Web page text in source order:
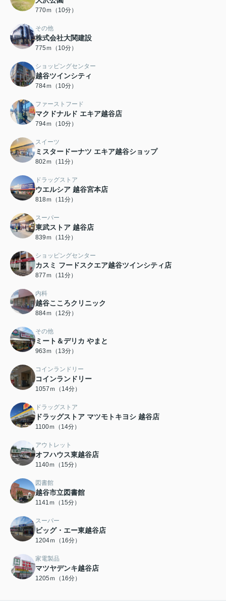
770ｍ（10分）
その他
株式会社大関建設
775ｍ（10分）
ショッピングセンター
越谷ツインシティ
784ｍ（10分）
ファーストフード
マクドナルド エキア越谷店
794ｍ（10分）
スイーツ
ミスタードーナツ エキア越谷ショップ
802ｍ（11分）
ドラッグストア
ウエルシア 越谷宮本店
818ｍ（11分）
スーパー
東武ストア 越谷店
839ｍ（11分）
ショッピングセンター
カスミ フードスクエア越谷ツインシティ店
877ｍ（11分）
内科
越谷こころクリニック
884ｍ（12分）
その他
ミート＆デリカ やまと
963ｍ（13分）
コインランドリー
コインランドリー
1057ｍ（14分）
ドラッグストア
ドラッグストア マツモトキヨシ 越谷店
1100ｍ（14分）
アウトレット
オフハウス東越谷店
1140ｍ（15分）
図書館
越谷市立図書館
1141ｍ（15分）
スーパー
ビッグ・エー東越谷店
1204ｍ（16分）
家電製品
マツヤデンキ越谷店
1205ｍ（16分）